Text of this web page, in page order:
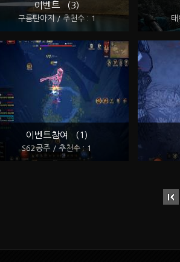
이벤트 (3)
구름탄아지 / 추천수 : 1
이벤트참여 (1)
S62공주 / 추천수 : 1